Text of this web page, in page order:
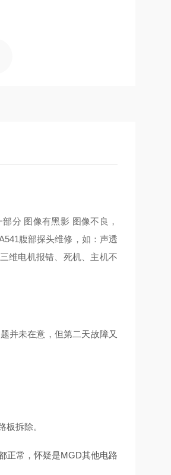
分 图像有黑影 图像不良，
腹部探头维修，如：声透
维电机报错、死机、主机不
并未在意，但第二天故障又
拆除。
正常，怀疑是MGD其他电路